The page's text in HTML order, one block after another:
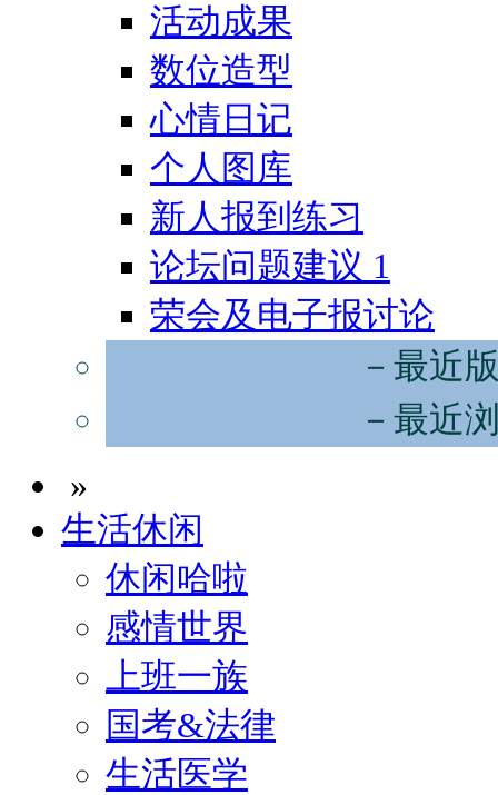
活动成果
数位造型
心情日记
个人图库
新人报到练习
论坛问题建议 1
荣会及电子报讨论
－最近
－最近
»
生活休闲
休闲哈啦
感情世界
上班一族
国考&法律
生活医学